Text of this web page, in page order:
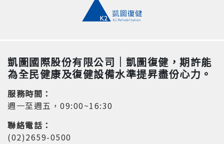
凱圖國際股份有限公司｜凱圖復健，期許能
為全民健康及復健設備水準提昇盡份心力。
服務時間：
週一至週五，09:00~16:30
聯絡電話：
(02)2659-0500